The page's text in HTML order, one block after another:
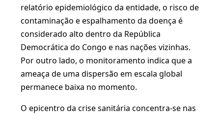
relatório epidemiológico da entidade, o risco de
contaminação e espalhamento da doença é
considerado alto dentro da República
Democrática do Congo e nas nações vizinhas.
Por outro lado, o monitoramento indica que a
ameaça de uma dispersão em escala global
permanece baixa no momento.
O epicentro da crise sanitária concentra-se nas